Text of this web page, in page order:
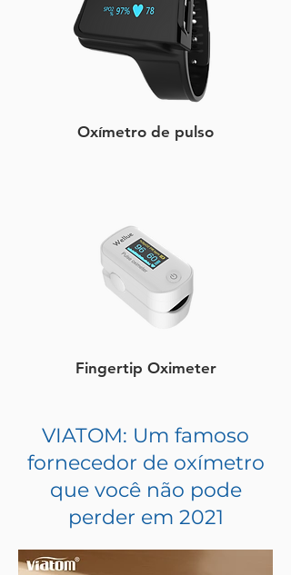
Oxímetro de pulso
Fingertip Oximeter
VIATOM: Um famoso
fornecedor de oxímetro
que você não pode
perder em 2021